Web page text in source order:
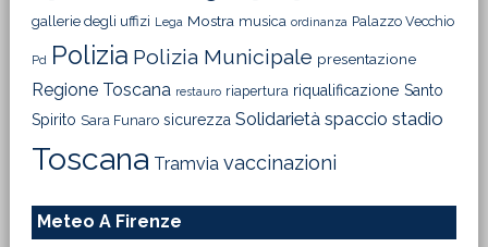
gallerie degli uffizi Lega Mostra musica ordinanza Palazzo Vecchio
Pd Polizia Polizia Municipale presentazione
Regione Toscana restauro riapertura riqualificazione Santo
Spirito Sara Funaro sicurezza Solidarietà spaccio stadio
Toscana Tramvia vaccinazioni
Meteo A Firenze